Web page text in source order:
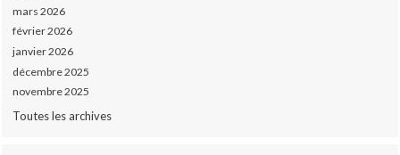
mars 2026
février 2026
janvier 2026
décembre 2025
novembre 2025
Toutes les archives